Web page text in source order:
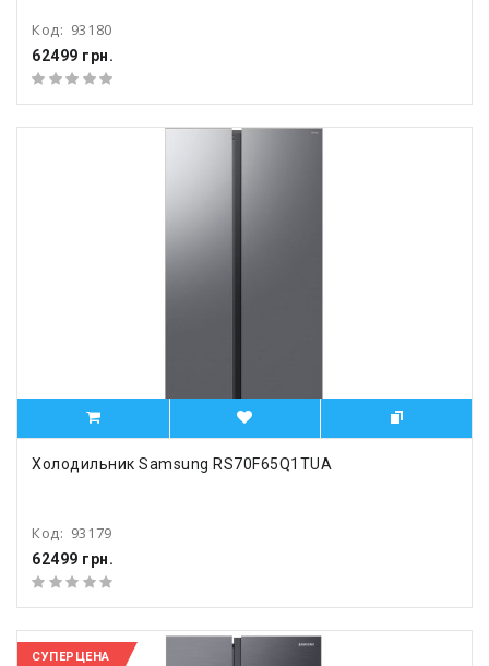
Код: 93180
62499 грн.
Холодильник Samsung RS70F65Q1TUA
Код: 93179
62499 грн.
СУПЕРЦЕНА